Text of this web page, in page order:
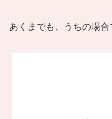
あくまでも、うちの場合